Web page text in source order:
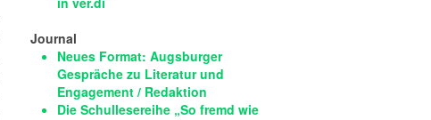
Journal
Neues Format: Augsburger
Gespräche zu Literatur und
Engagement / Redaktion
Die Schullesereihe „So fremd wie